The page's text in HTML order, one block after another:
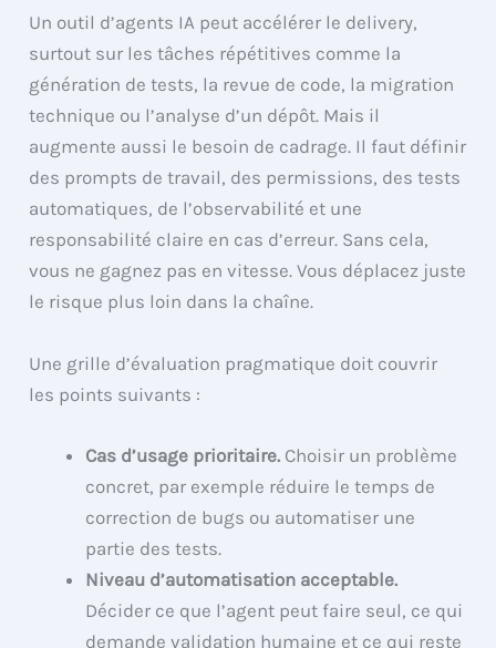
Un outil d’agents IA peut accélérer le delivery,
surtout sur les tâches répétitives comme la
génération de tests, la revue de code, la migration
technique ou l’analyse d’un dépôt. Mais il
augmente aussi le besoin de cadrage. Il faut définir
des prompts de travail, des permissions, des tests
automatiques, de l’observabilité et une
responsabilité claire en cas d’erreur. Sans cela,
vous ne gagnez pas en vitesse. Vous déplacez juste
le risque plus loin dans la chaîne.
Une grille d’évaluation pragmatique doit couvrir
les points suivants :
Cas d’usage prioritaire. Choisir un problème
concret, par exemple réduire le temps de
correction de bugs ou automatiser une
partie des tests.
Niveau d’automatisation acceptable.
Décider ce que l’agent peut faire seul, ce qui
demande validation humaine et ce qui reste